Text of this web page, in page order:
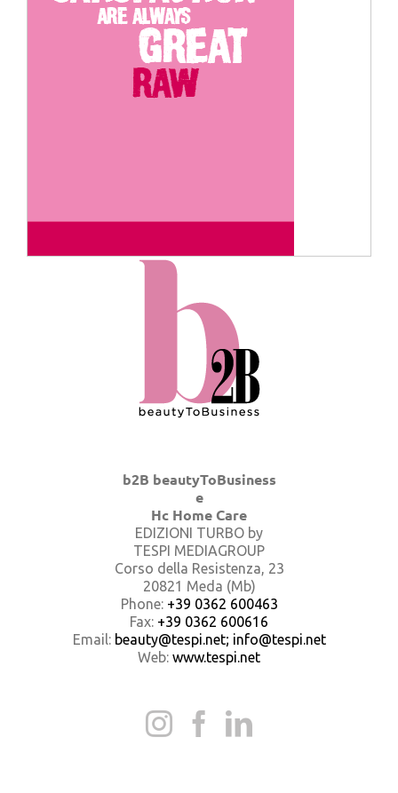
b2B beautyToBusiness
e
Hc Home Care
EDIZIONI TURBO by
TESPI MEDIAGROUP
Corso della Resistenza, 23
20821 Meda (Mb)
Phone: +39 0362 600463
Fax: +39 0362 600616
Email: beauty@tespi.net; info@tespi.net
Web: www.tespi.net